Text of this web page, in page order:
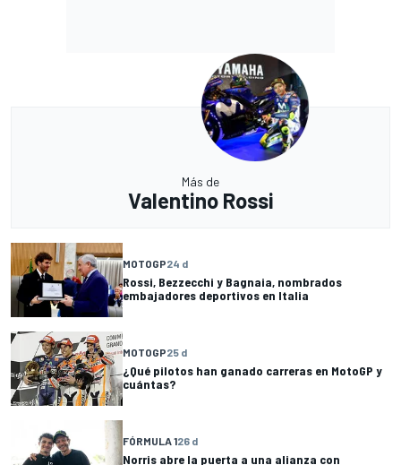
Más de
Valentino Rossi
MOTOGP24 d
Rossi, Bezzecchi y Bagnaia, nombrados
embajadores deportivos en Italia
MOTOGP25 d
¿Qué pilotos han ganado carreras en MotoGP y
cuántas?
FÓRMULA 126 d
Norris abre la puerta a una alianza con